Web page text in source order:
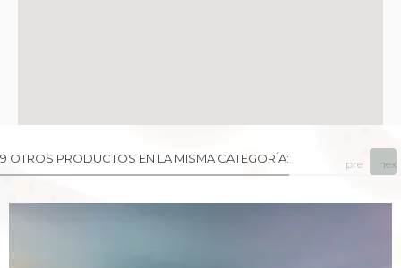
9 OTROS PRODUCTOS EN LA MISMA CATEGORÍA: prev next